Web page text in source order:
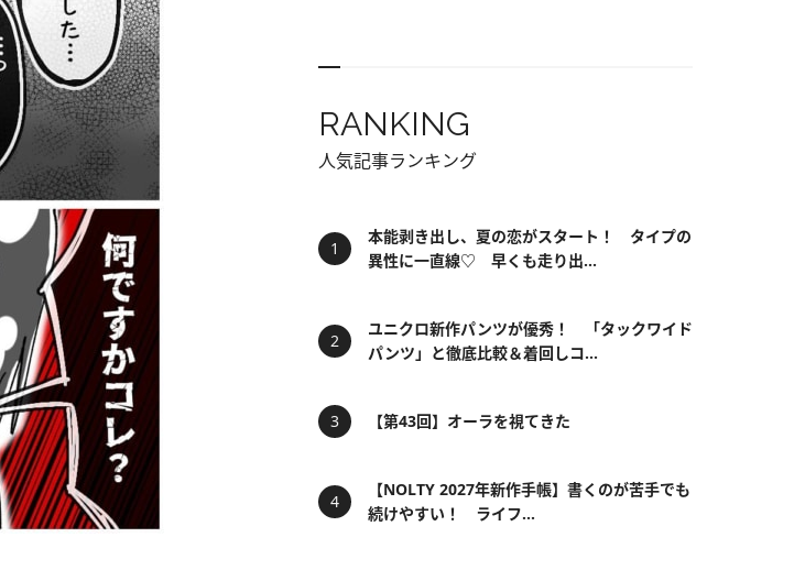
RANKING
人気記事ランキング
本能剥き出し、夏の恋がスタート！ タイプの
異性に一直線♡ 早くも走り出...
ユニクロ新作パンツが優秀！ 「タックワイド
パンツ」と徹底比較＆着回しコ...
【第43回】オーラを視てきた
【NOLTY 2027年新作手帳】書くのが苦手でも
続けやすい！ ライフ...